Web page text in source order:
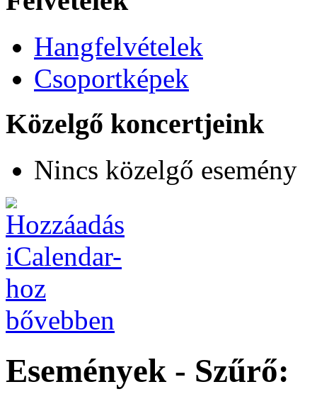
Hangfelvételek
Csoportképek
Közelgő koncertjeink
Nincs közelgő esemény
bővebben
Események - Szűrő: